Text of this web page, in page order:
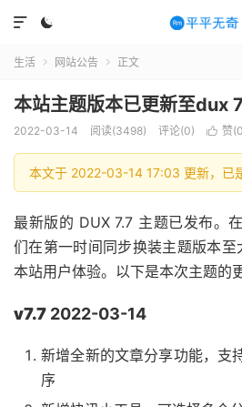


生活  网站公告  正文
本站主题版本已更新至dux
2022-03-14 阅读(3498) 评论(0)  赞(0
本文于 2022-03-14 17:03 更新，已
最新版的 DUX 7.7 主题已发布。
们在第一时间同步换装主题版本
本站用户体验。以下是本次主题的
v7.7 2022-03-14
新增全新的文章分享功能，支
序